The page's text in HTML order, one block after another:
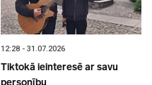
12:28 - 31.07.2026
Tiktokā ieinteresē ar savu
personību